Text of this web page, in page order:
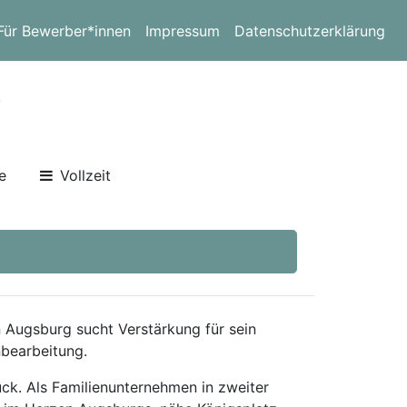
Bewerber*innen Impressum Datenschutzerklärung
Vollzeit
sucht Verstärkung für sein
Als Familienunternehmen in zweiter